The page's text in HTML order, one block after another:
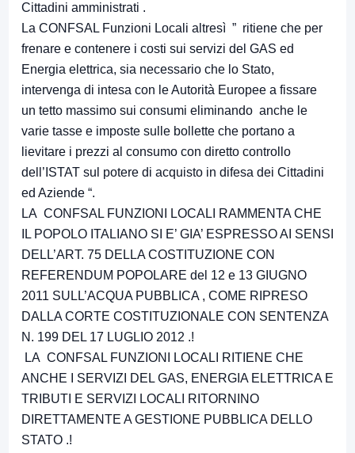
Cittadini amministrati .
La CONFSAL Funzioni Locali altresì ” ritiene che per
frenare e contenere i costi sui servizi del GAS ed
Energia elettrica, sia necessario che lo Stato,
intervenga di intesa con le Autorità Europee a fissare
un tetto massimo sui consumi eliminando anche le
varie tasse e imposte sulle bollette che portano a
lievitare i prezzi al consumo con diretto controllo
dell’ISTAT sul potere di acquisto in difesa dei Cittadini
ed Aziende “.
LA CONFSAL FUNZIONI LOCALI RAMMENTA CHE
IL POPOLO ITALIANO SI E’ GIA’ ESPRESSO AI SENSI
DELL’ART. 75 DELLA COSTITUZIONE CON
REFERENDUM POPOLARE del 12 e 13 GIUGNO
2011 SULL’ACQUA PUBBLICA , COME RIPRESO
DALLA CORTE COSTITUZIONALE CON SENTENZA
N. 199 DEL 17 LUGLIO 2012 .!
LA CONFSAL FUNZIONI LOCALI RITIENE CHE
ANCHE I SERVIZI DEL GAS, ENERGIA ELETTRICA E
TRIBUTI E SERVIZI LOCALI RITORNINO
DIRETTAMENTE A GESTIONE PUBBLICA DELLO
STATO .!